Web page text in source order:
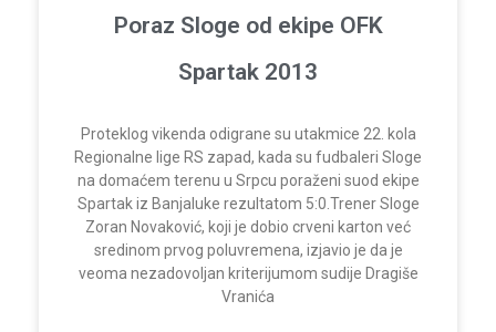
Poraz Sloge od ekipe OFK
Spartak 2013
Proteklog vikenda odigrane su utakmice 22. kola
Regionalne lige RS zapad, kada su fudbaleri Sloge
na domaćem terenu u Srpcu poraženi suod ekipe
Spartak iz Banjaluke rezultatom 5:0.Trener Sloge
Zoran Novaković, koji je dobio crveni karton već
sredinom prvog poluvremena, izjavio je da je
veoma nezadovoljan kriterijumom sudije Dragiše
Vranića